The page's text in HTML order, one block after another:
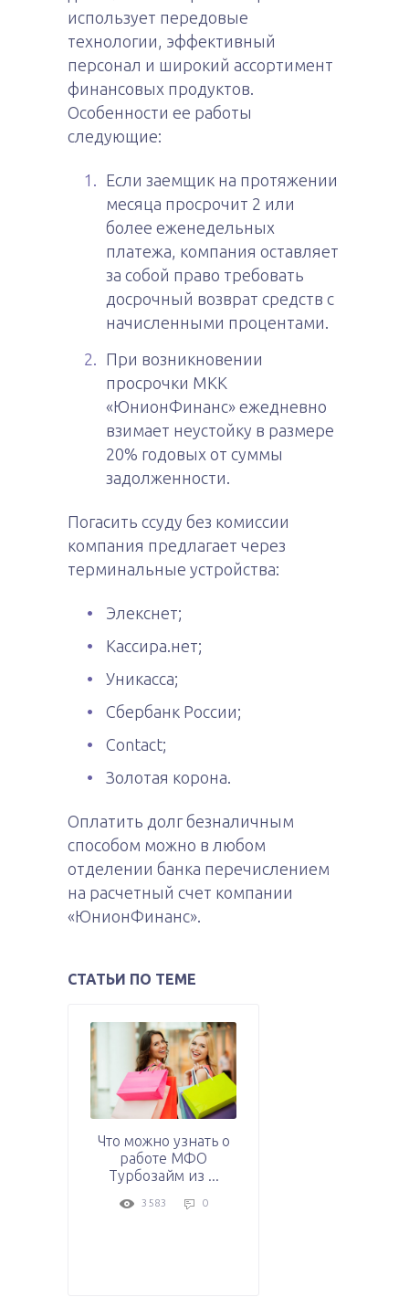
использует передовые
технологии, эффективный
персонал и широкий ассортимент
финансовых продуктов.
Особенности ее работы
следующие:
Если заемщик на протяжении
месяца просрочит 2 или
более еженедельных
платежа, компания оставляет
за собой право требовать
досрочный возврат средств с
начисленными процентами.
При возникновении
просрочки МКК
«ЮнионФинанс» ежедневно
взимает неустойку в размере
20% годовых от суммы
задолженности.
Погасить ссуду без комиссии
компания предлагает через
терминальные устройства:
Элекснет;
Кассира.нет;
Уникасса;
Сбербанк России;
Contact;
Золотая корона.
Оплатить долг безналичным
способом можно в любом
отделении банка перечислением
на расчетный счет компании
«ЮнионФинанс».
СТАТЬИ ПО ТЕМЕ
Что можно узнать о
работе МФО
Турбозайм из ...
3583 0